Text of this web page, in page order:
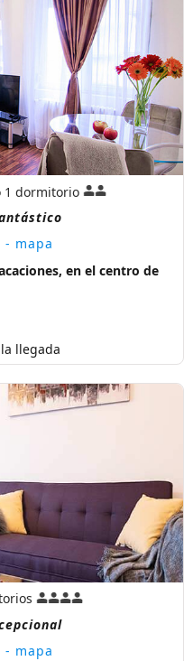
1 dormitorio
- mapa
en el centro de
la llegada
- mapa